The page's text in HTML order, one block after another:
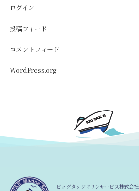
ログイン
投稿フィード
コメントフィード
WordPress.org
ビッグタックマリンサービス株式会社